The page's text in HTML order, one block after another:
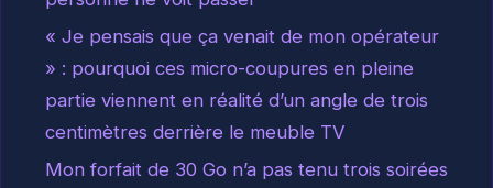
« Je pensais que ça venait de mon opérateur
» : pourquoi ces micro-coupures en pleine
partie viennent en réalité d’un angle de trois
centimètres derrière le meuble TV
Mon forfait de 30 Go n’a pas tenu trois soirées